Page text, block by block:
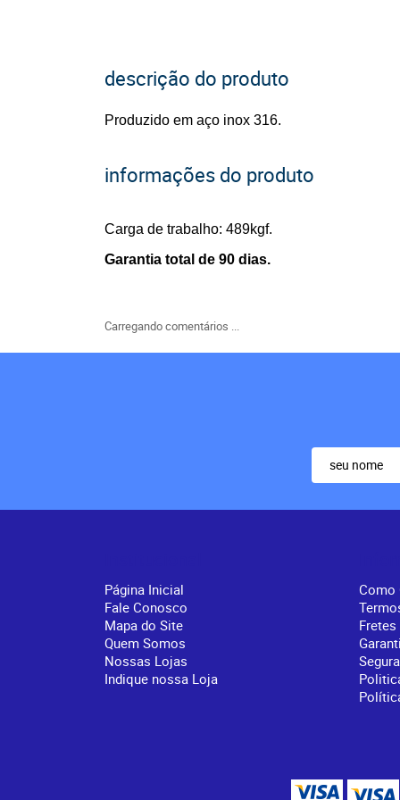
descrição do produto
Produzido em aço inox 316.
informações do produto
Carga de trabalho: 489kgf.
Garantia total de 90 dias.
Carregando comentários ...
Página Inicial
Fale Conosco
Mapa do Site
Quem Somos
Nossas Lojas
Indique nossa Loja
Como